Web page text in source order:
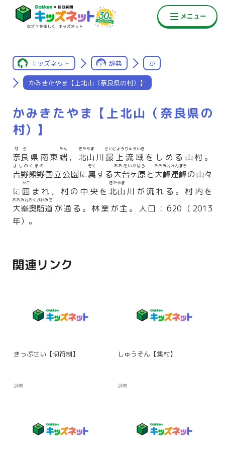
キッズネット 辞典 か
かみきたやま【上北山（奈良県の村）】
かみきたやま【上北山（奈良県の
村）】
奈良
なら
県南東 端
たん
， 北山
きたやま
川 最上流域
さいじょうりゅういき
をしめる山村。
吉野熊野
よしのくまの
国立公園に属
ぞく
する大台ヶ原
おおだいがはら
と大峰連峰
おおみねれんぽう
の山々
に 囲
かこ
まれ，村の中央を 北山
きたやま
川が流れる。村内を
大峯奥駈道
おおみねおくがけみち
が通る。林業が主。人口：620（2013
年）。
関連リンク
きっぷせい【切符制】
辞典
しゅうそん【集村】
辞典